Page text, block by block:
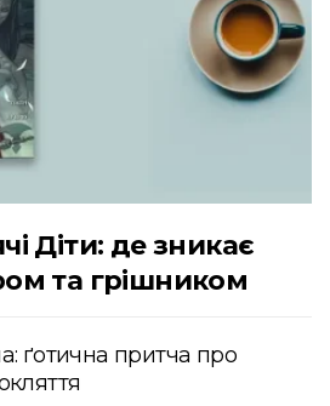
Діти: де зникає
та грішником
ґотична притча про